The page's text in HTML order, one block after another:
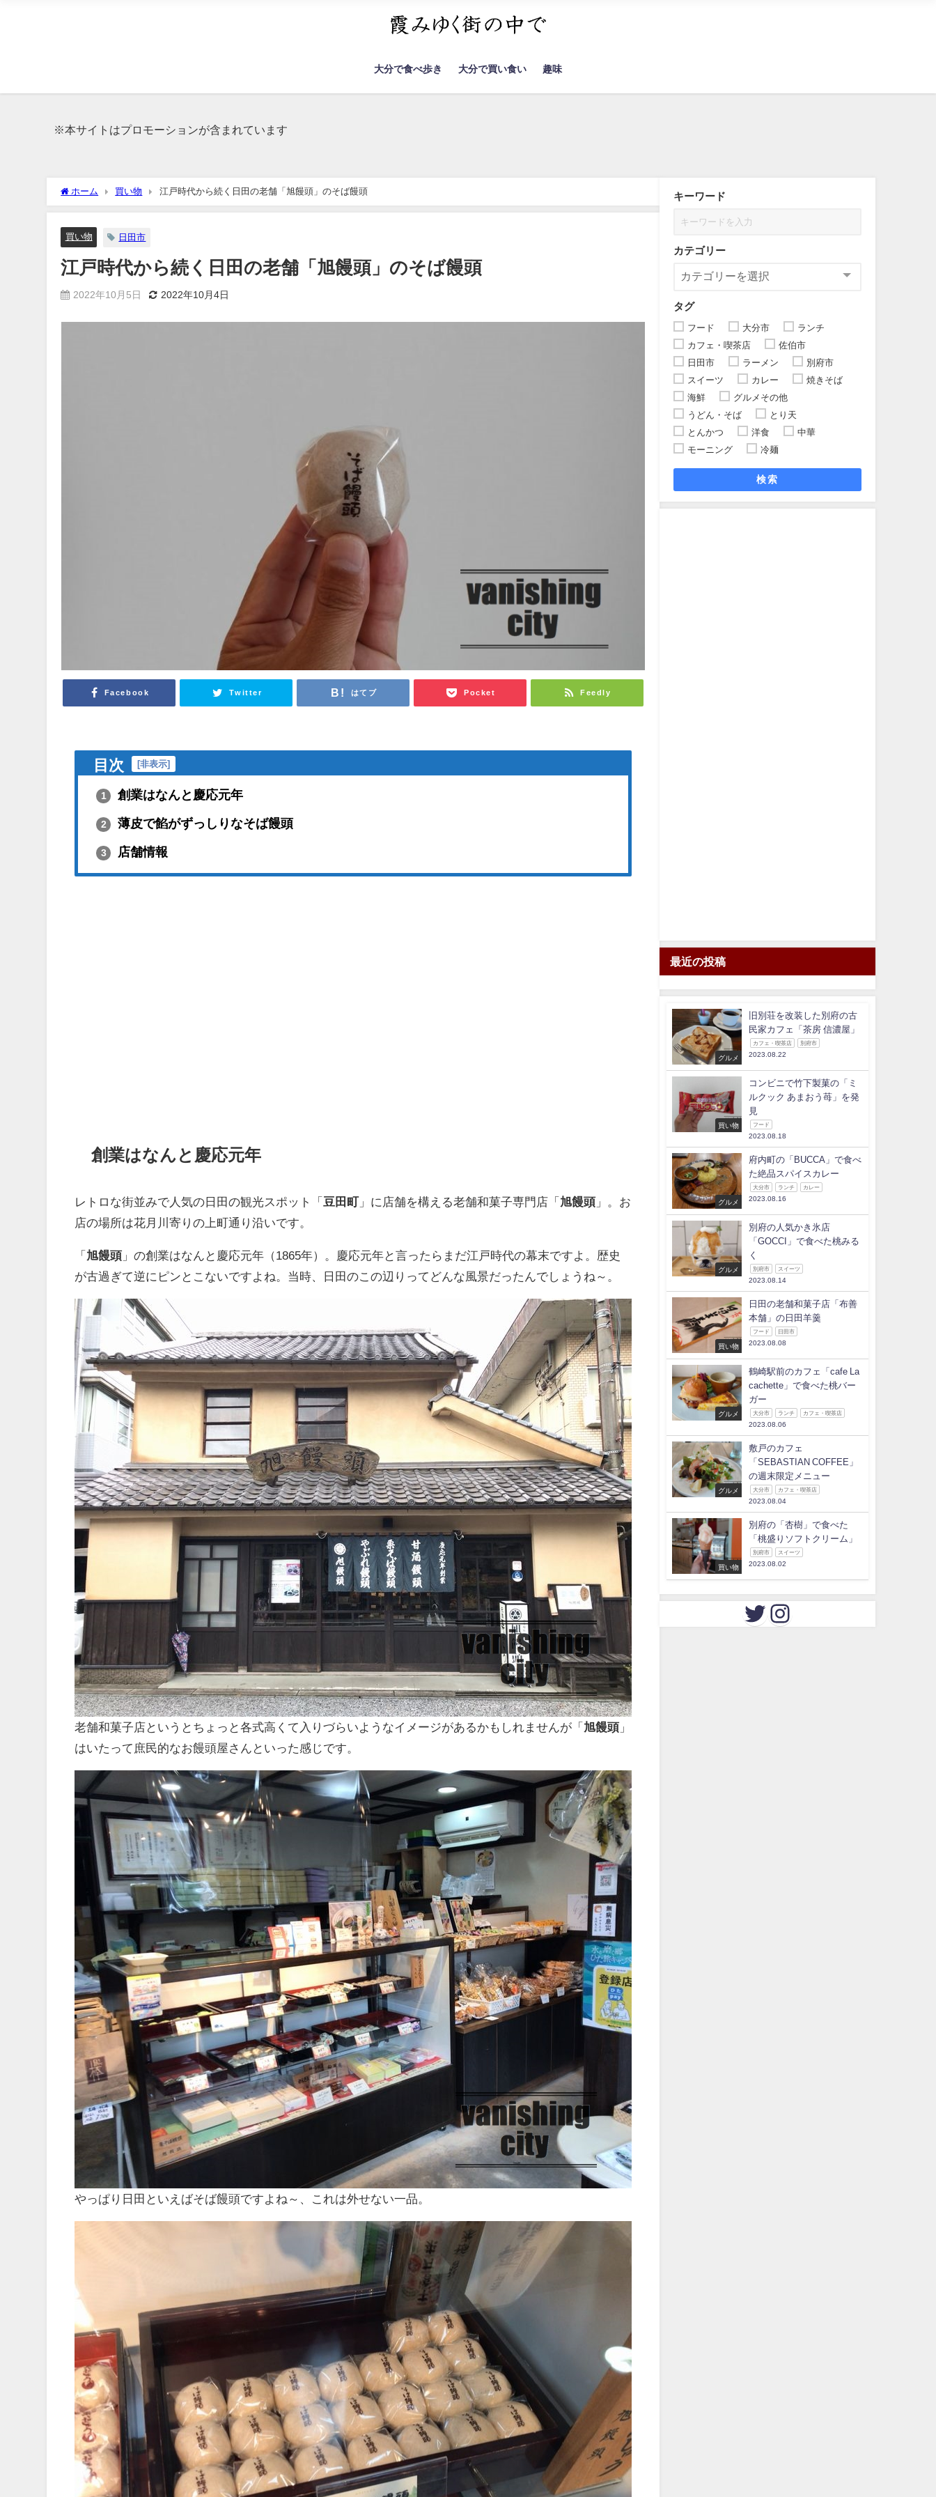
大分で食べ歩き 大分で買い食い 趣味
※本サイトはプロモーションが含まれています
ホーム 買い物 江戸時代から続く日田の老舗「旭饅頭」のそば饅頭
買い物 日田市
江戸時代から続く日田の老舗「旭饅頭」のそば饅頭
2022年10月5日 2022年10月4日
Facebook Twitter はてブ Pocket Feedly
目次 [非表示]
1 創業はなんと慶応元年
2 薄皮で餡がずっしりなそば饅頭
3 店舗情報
創業はなんと慶応元年
レトロな街並みで人気の日田の観光スポット「 豆田町」に店舗を構える老舗和菓子専門店「 旭饅頭 」。お
店の場所は花月川寄りの上町通り沿いです。
「 旭饅頭 」の創業はなんと慶応元年（1865年）。慶応元年と言ったらまだ江戸時代の幕末ですよ。歴史
が古過ぎて逆にピンとこないですよね。当時、日田のこの辺りってどんな風景だったんでしょうね～。
老舗和菓子店というとちょっと各式高くて入りづらいようなイメージがあるかもしれませんが「 旭饅頭 」
はいたって庶民的なお饅頭屋さんといった感じです。
やっぱり日田といえばそば饅頭ですよね～、これは外せない一品。
キーワード
カテゴリー
タグ
フード 大分市
ランチ
カフェ・喫茶店
佐伯市
日田市
ラーメン
別府市
スイーツ
カレー
焼きそば
海鮮
グルメその他
うどん・そば
とり天
とんかつ
洋食
中華
モーニング
冷麺
検索
最近の投稿
グルメ
旧別荘を改装した別府の古
民家カフェ「茶房 信濃屋」
カフェ・喫茶店 別府市
2023.08.22
買い物
コンビニで竹下製菓の「ミ
ルクック あまおう苺」を発
見
フード
2023.08.18
グルメ
府内町の「BUCCA」で食べ
た絶品スパイスカレー
大分市 ランチ カレー
2023.08.16
グルメ
別府の人気かき氷店
「GOCCI」で食べた桃みる
く
別府市 スイーツ
2023.08.14
買い物
日田の老舗和菓子店「布善
本舗」の日田羊羹
フード 日田市
2023.08.08
グルメ
鶴崎駅前のカフェ「cafe La
cachette」で食べた桃バー
ガー
大分市 ランチ カフェ・喫茶店
2023.08.06
グルメ
敷戸のカフェ
「SEBASTIAN COFFEE」
の週末限定メニュー
大分市 カフェ・喫茶店
2023.08.04
買い物
別府の「杏樹」で食べた
「桃盛りソフトクリーム」
別府市 スイーツ
2023.08.02